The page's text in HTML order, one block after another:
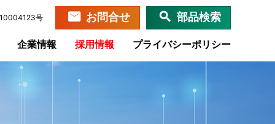
号 お問合せ 部品検索
企業情報 採用情報 プライバシーポリシー